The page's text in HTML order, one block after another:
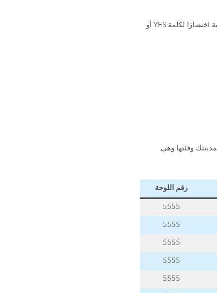
قبل انتهاء فترة الحجز بدقائق ستصلك رسالة للتجديد، ولتجديد الحجز أرسل حرف “Y” باللغة الإنجليزية اختصارًا لكلمة YES أو
وفئتها وهي
رقم اللوحة
5555
5555
5555
5555
5555